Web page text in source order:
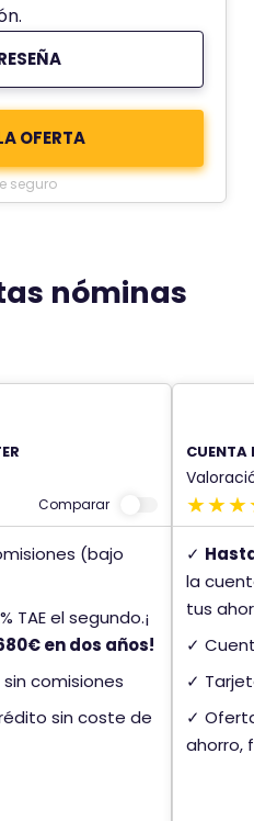
OFERTA
seguro
nóminas
Comparar
(bajo
TAE el segundo.¡
en dos años!
comisiones
sin coste de
CUENTA
✓
la
tus
✓
✓
✓
ahorro,